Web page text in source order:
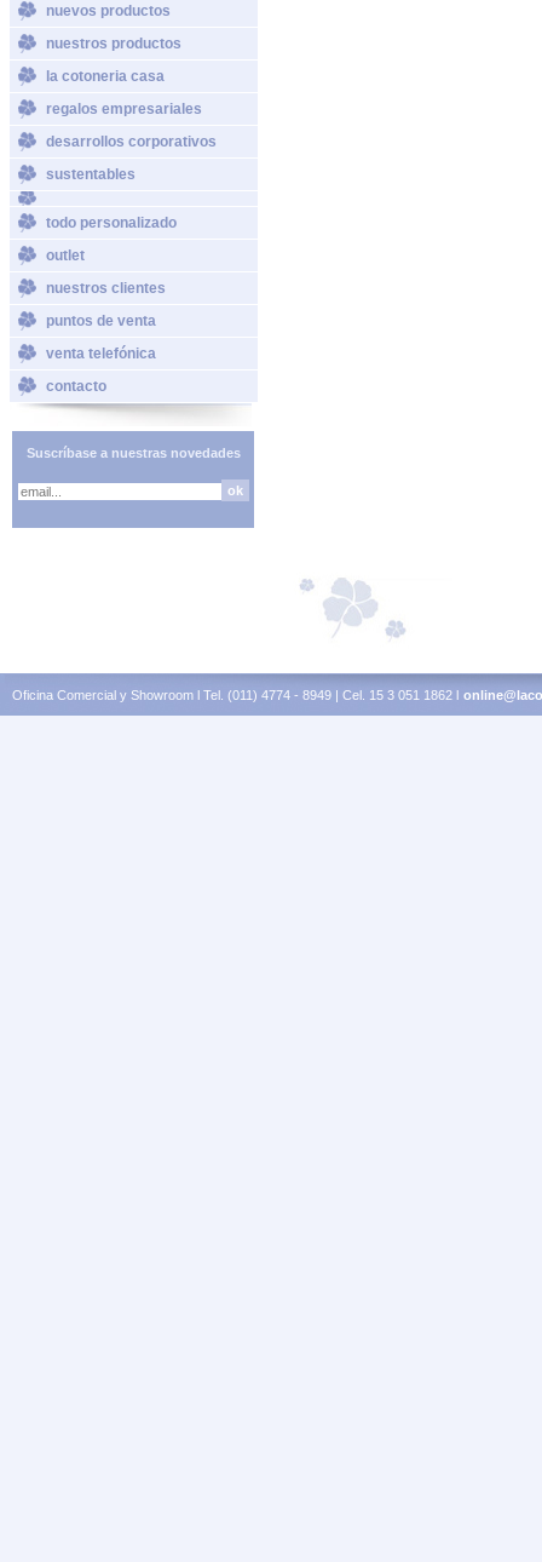
nuevos productos
nuestros productos
la cotoneria casa
regalos empresariales
desarrollos corporativos
sustentables
todo personalizado
outlet
nuestros clientes
puntos de venta
venta telefónica
contacto
Suscríbase a nuestras novedades
Oficina Comercial y Showroom l Tel. (011) 4774 - 8949 | Cel. 15 3 051 1862 l